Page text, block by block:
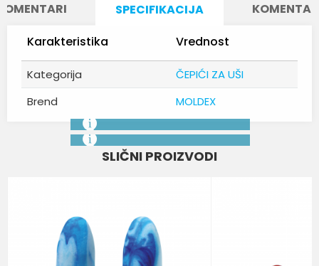
SPECIFIKACIJA
Karakteristika
Vrednost
Kategorija
ČEPIĆI ZA UŠI
Brend
MOLDEX
Ime/Nadimak
SLIČNI PROIZVODI